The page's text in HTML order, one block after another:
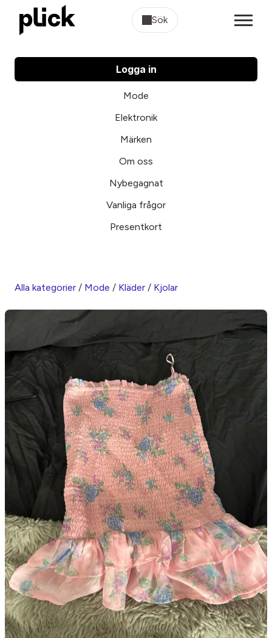
Sök
Logga in
Mode
Elektronik
Märken
Om oss
Nybegagnat
Vanliga frågor
Presentkort
Alla kategorier / Mode / Kläder / Kjolar